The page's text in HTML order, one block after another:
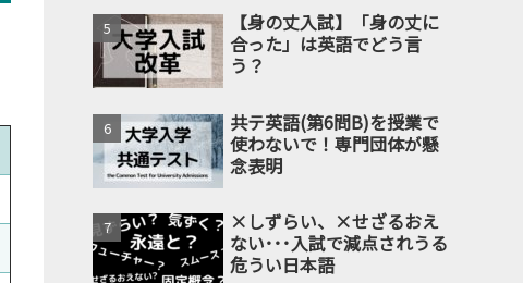
【身の丈入試】「身の丈に
合った」は英語でどう言
う？
共テ英語(第6問B)を授業で
使わないで！専門団体が懸
念表明
×しずらい、×せざるおえ
ない･･･入試で減点されうる
危うい日本語